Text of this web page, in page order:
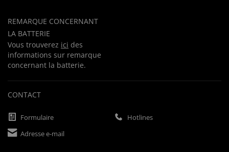
REMARQUE CONCERNANT
LA BATTERIE
Vous trouverez ici des
informations sur remarque
concernant la batterie.
CONTACT
Formulaire
Hotlines
Adresse e-mail